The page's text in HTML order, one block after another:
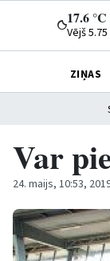
17.6 °C
Vējš
ZIŅAS
Var
24. maijs, 10:53,